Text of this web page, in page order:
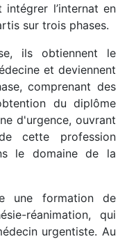
l’internat en
sur trois phases.
ils obtiennent le
et deviennent
comprenant des
du diplôme
d'urgence, ouvrant
cette profession
le domaine de la
une formation de
réanimation, qui
urgentiste. Au